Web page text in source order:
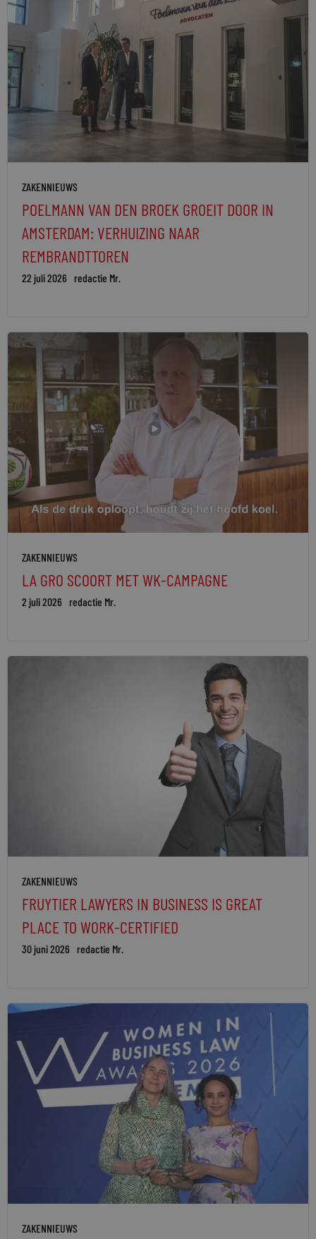
ZAKENNIEUWS
POELMANN VAN DEN BROEK GROEIT DOOR IN
AMSTERDAM: VERHUIZING NAAR
REMBRANDTTOREN
22 juli 2026 redactie Mr.
ZAKENNIEUWS
LA GRO SCOORT MET WK-CAMPAGNE
2 juli 2026 redactie Mr.
ZAKENNIEUWS
FRUYTIER LAWYERS IN BUSINESS IS GREAT
PLACE TO WORK-CERTIFIED
30 juni 2026 redactie Mr.
ZAKENNIEUWS